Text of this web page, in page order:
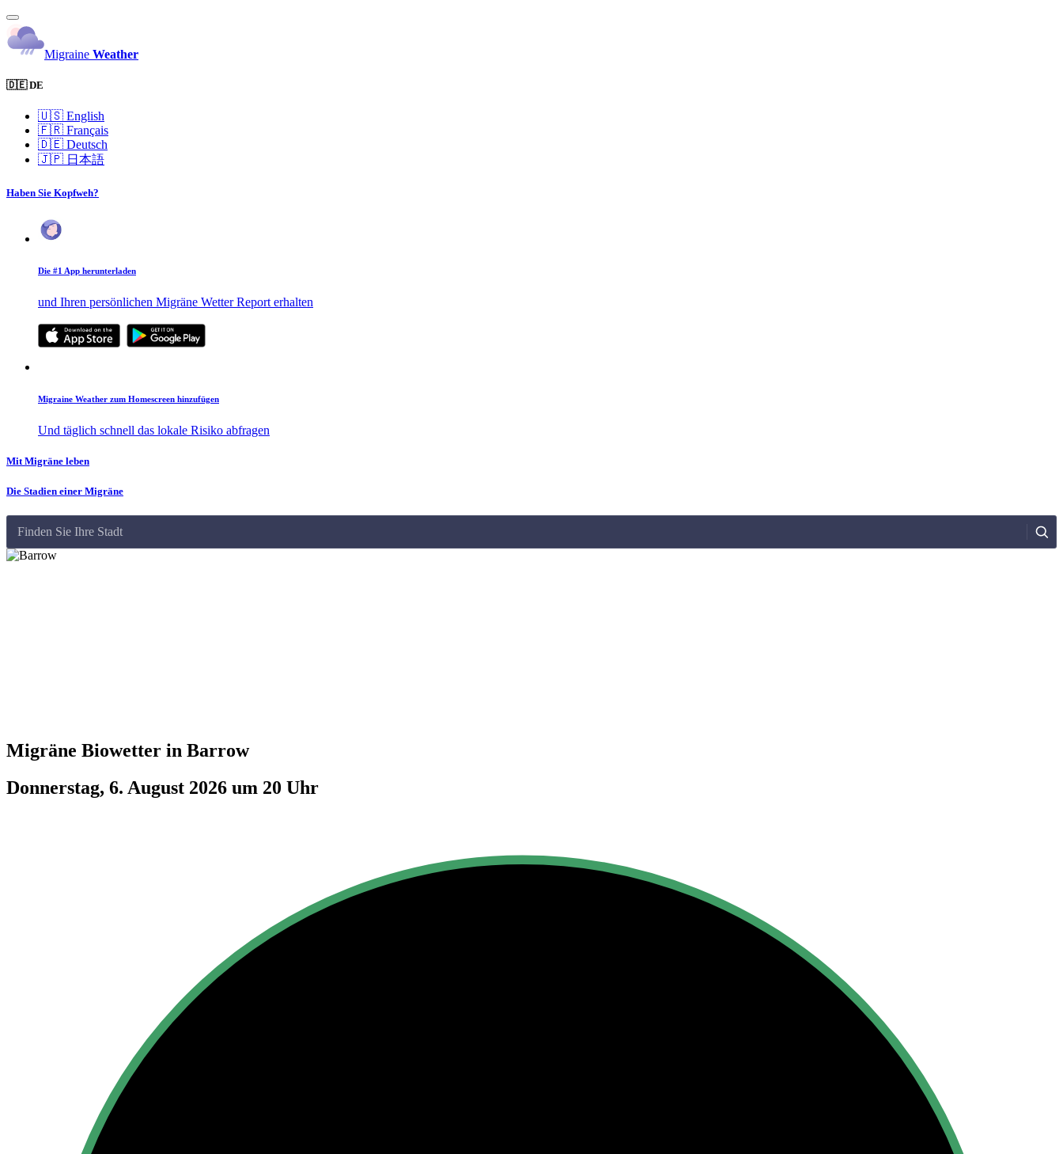
Migraine Weather
🇩🇪 DE
🇺🇸 English
🇫🇷 Français
🇩🇪 Deutsch
🇯🇵 日本語
Haben Sie Kopfweh?
Die #1 App herunterladen
und Ihren persönlichen Migräne Wetter Report erhalten
Migraine Weather zum Homescreen hinzufügen
Und täglich schnell das lokale Risiko abfragen
Mit Migräne leben
Die Stadien einer Migräne
Finden Sie Ihre Stadt
Migräne Biowetter in Barrow
Donnerstag, 6. August 2026 um 20 Uhr